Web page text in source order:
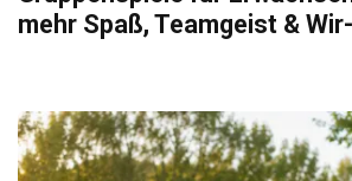
mehr Spaß, Teamgeist &